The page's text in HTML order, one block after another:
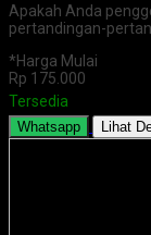
Apakah Anda
pertandingan-
*Harga Mulai
Rp 175.000
Tersedia
Whatsapp Lihat